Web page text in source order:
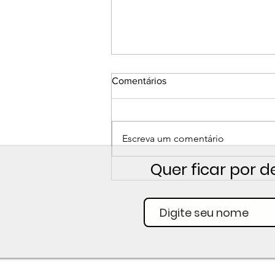
Por que a Sony lançou a FX2?
do que técnica.
Comentários
Escreva um comentário
Quer ficar por